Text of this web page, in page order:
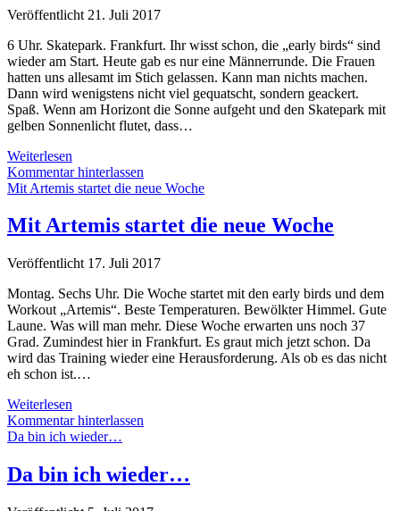
Veröffentlicht 21. Juli 2017
6 Uhr. Skatepark. Frankfurt. Ihr wisst schon, die „early birds“ sind
wieder am Start. Heute gab es nur eine Männerrunde. Die Frauen
hatten uns allesamt im Stich gelassen. Kann man nichts machen.
Dann wird wenigstens nicht viel gequatscht, sondern geackert.
Spaß. Wenn am Horizont die Sonne aufgeht und den Skatepark mit
gelben Sonnenlicht flutet, dass…
Weiterlesen
Uhr.
Aufstehen.
Venus
ruft.
Kommentar hinterlassen
Mit Artemis startet die neue Woche
Mit Artemis startet die neue Woche
Veröffentlicht 17. Juli 2017
Montag. Sechs Uhr. Die Woche startet mit den early birds und dem
Workout „Artemis“. Beste Temperaturen. Bewölkter Himmel. Gute
Laune. Was will man mehr. Diese Woche erwarten uns noch 37
Grad. Zumindest hier in Frankfurt. Es graut mich jetzt schon. Da
wird das Training wieder eine Herausforderung. Als ob es das nicht
eh schon ist.…
Weiterlesen
Artemis
startet
neue
Woche
Kommentar hinterlassen
Da bin ich wieder…
Da bin ich wieder…